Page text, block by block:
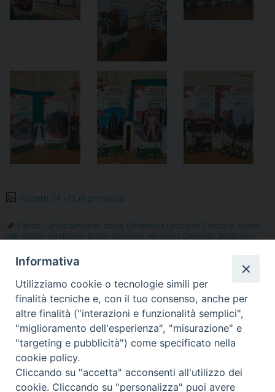
incontri 24 -25 in presenza
Caritas Caritas campania clarus Conferenza Episcopale Campana diocesi
alife caiazzo
Fondazione Missio Migrantes Migrantes Campania Missionari
Un’esperienza di grande
umanità
Una sfida per le nostre
comunità: dalla Laudato sì alla
Laudate Deum
Informativa
Utilizziamo cookie o tecnologie simili per
finalità tecniche e, con il tuo consenso, anche per
altre finalità ("interazioni e funzionalità semplici",
"miglioramento dell'esperienza", "misurazione" e
"targeting e pubblicità") come specificato nella
cookie policy.
Cliccando su "accetta" acconsenti all'utilizzo dei
cookie. Cliccando su "personalizza" puoi avere